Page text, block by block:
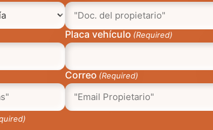
Intranet
SIGA
Requerimientos Internos
Indicadores Power BI
Hallazgos Infraestructura
Placa vehículo (Required)
Correo (Required)